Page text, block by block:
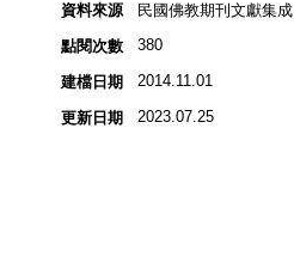
資料來源
民國佛教期刊文獻集
點閱次數
380
建檔日期 2014.11.01
更新日期 2023.07.25